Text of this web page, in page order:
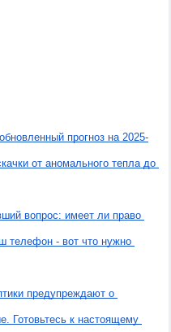
прогноз на 2025-
от аномального тепла до
вопрос: имеет ли право
телефон - вот что нужно
предупреждают о
Готовьтесь к настоящему